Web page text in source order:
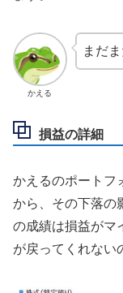
かえる
まだ
損益の詳細
かえるのポートフ
から、その下落の
の成績は損益がマ
が戻ってくれない